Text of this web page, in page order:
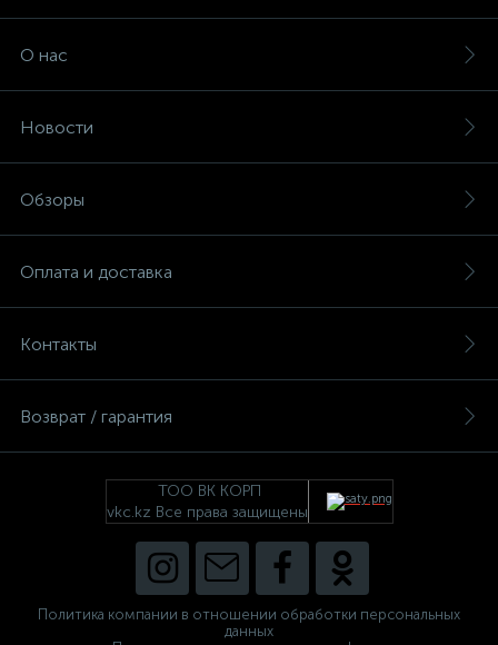
О нас
Новости
Обзоры
Оплата и доставка
Контакты
Возврат / гарантия
ТОО ВК КОРП
vkc.kz Все права защищены
Политика компании в отношении обработки персональных
данных